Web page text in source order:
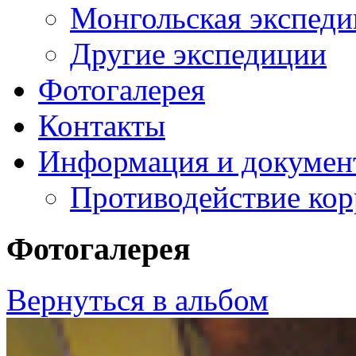
Монгольская
Другие экспедиции
Фотогалерея
Контакты
Информация и
Противодействие
Фотогалерея
Вернуться в альбом